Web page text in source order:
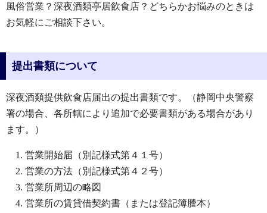
風俗営業？深夜酒類亭居飲食店？どちらかお悩みのときは
お気軽にご相談下さい。
提出書類について
深夜酒類提供飲食店届出の提出書類です。（静岡中央警察
署の場合、各所轄により追加で必要書類がある場合があり
ます。）
営業開始届（別記様式第４１号）
営業の方法（別記様式第４２号）
営業所周辺の略図
営業所の賃貸借契約書（または登記簿謄本）